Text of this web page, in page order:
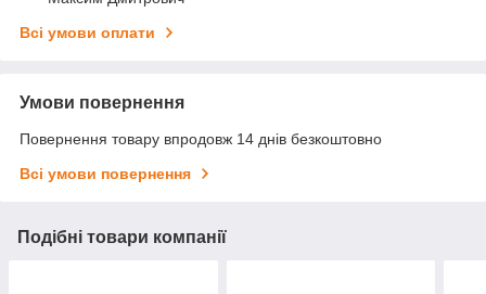
Всі умови оплати
Умови повернення
Повернення товару впродовж 14 днів безкоштовно
Всі умови повернення
Подібні товари компанії